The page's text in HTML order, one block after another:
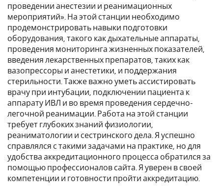
проведении анестезии и реанимационных
мероприятий». На этой станции необходимо
продемонстрировать навыки подготовки
оборудования, такого как дыхательные аппараты,
проведения мониторинга жизненных показателей,
введения лекарственных препаратов, таких как
вазопрессоры и анестетики, и поддержания
стерильности. Также важно уметь ассистировать
врачу при интубации, подключении пациента к
аппарату ИВЛ и во время проведения сердечно-
легочной реанимации. Работа на этой станции
требует глубоких знаний физиологии,
реаниматологии и сестринского дела. Я успешно
справлялся с такими задачами на практике, но для
удобства аккредитационного процесса обратился за
помощью профессионалов сайта. Я уверен в своей
компетенции и готовности пройти аккредитацию.